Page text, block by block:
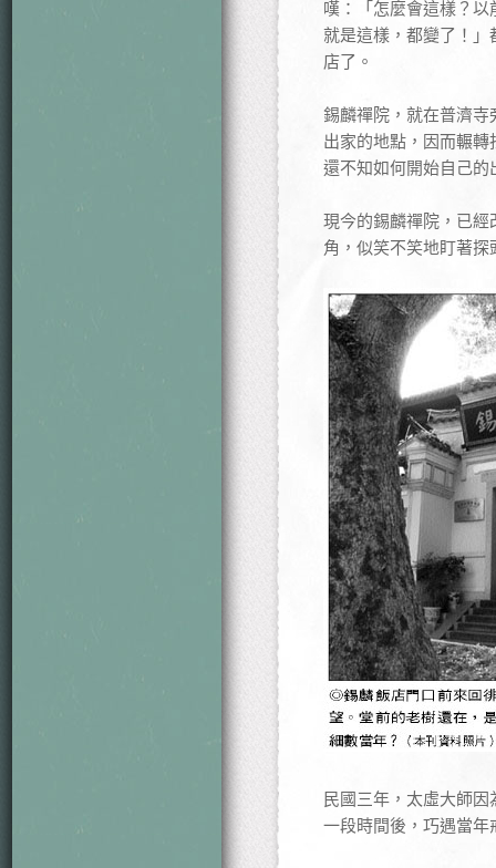
嘆：「怎麼會這樣？
就是這樣，都變了！
店了。
錫麟禪院，就在普濟
出家的地點，因而輾
還不知如何開始自己的
現今的錫麟禪院，已
角，似笑不笑地盯著探
民國三年，太虛大師
一段時間後，巧遇當